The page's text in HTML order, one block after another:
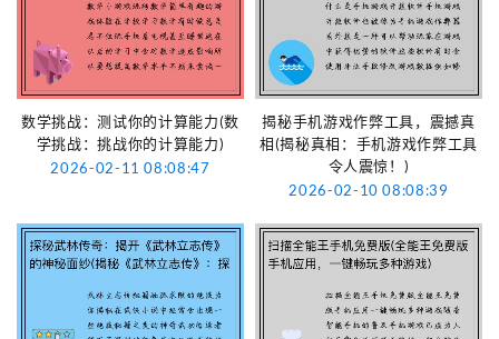
数学挑战：测试你的计算能力(数
学挑战：挑战你的计算能力)
2026-02-11 08:08:47
揭秘手机游戏作弊工具，震撼真
相(揭秘真相：手机游戏作弊工具
令人震惊！)
2026-02-10 08:08:39